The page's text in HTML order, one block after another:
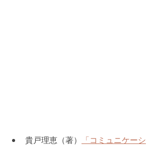
貴戸理恵（著）
「コミュニケーシ